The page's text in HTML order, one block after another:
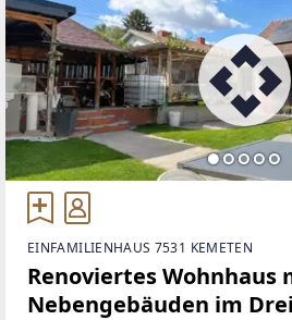
EINFAMILIENHAUS 7531 KEMETEN
Renoviertes Wohnhaus
Nebengebäuden im